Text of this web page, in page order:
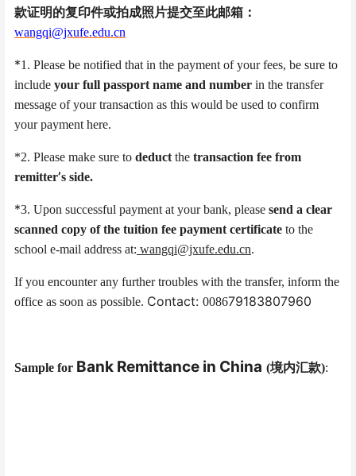
款证明的复印件或拍成照片提交至此邮箱：
wangqi@jxufe.edu.cn
*1. Please be notified that in the payment of your fees, be sure to
include your full passport name and number in the transfer
message of your transaction as this would be used to confirm
your payment here.
*2. Please make sure to deduct the transaction fee from
remitter’s side.
*3. Upon successful payment at your bank, please send a clear
scanned copy of the tuition fee payment certificate to the
school e-mail address at: wangqi@jxufe.edu.cn.
If you encounter any further troubles with the transfer, inform the
office as soon as possible. Contact: 008679183807960
Sample for Bank Remittance in China (境内汇款):